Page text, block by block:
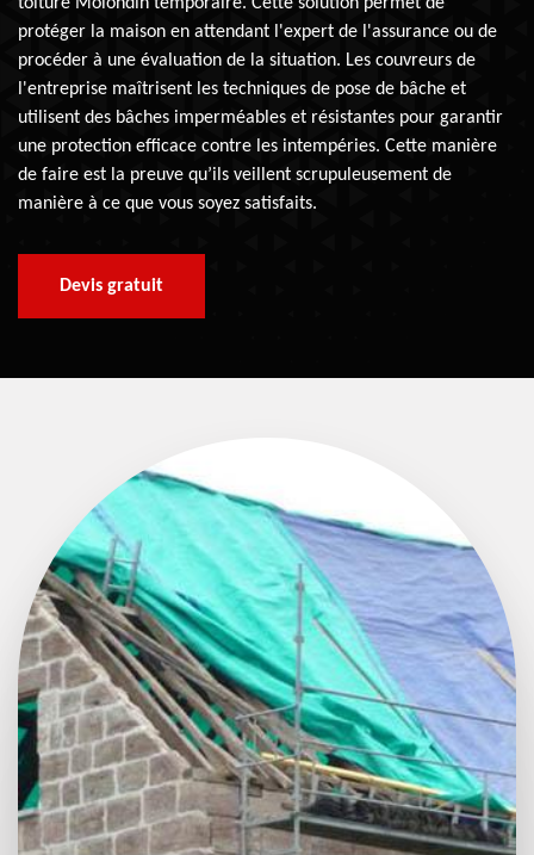
protéger la maison en attendant l'expert de l'assurance ou de
procéder à une évaluation de la situation. Les couvreurs de
l'entreprise maîtrisent les techniques de pose de bâche et
utilisent des bâches imperméables et résistantes pour garantir
une protection efficace contre les intempéries. Cette manière
de faire est la preuve qu’ils veillent scrupuleusement de
manière à ce que vous soyez satisfaits.
Devis gratuit